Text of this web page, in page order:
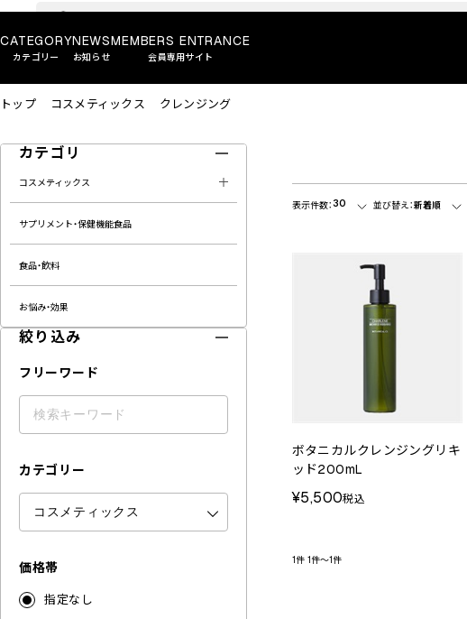
CATEGORY
カテゴリー
NEWS
お知らせ
MEMBERS ENTRANCE
会員専用サイト
トップ コスメティックス クレンジング
カテゴリ
コスメティックス
サプリメント・保健機能食品
食品・飲料
お悩み・効果
絞り込み
フリーワード
カテゴリー
価格帯
指定なし
表示件数：30 並び替え：新着順
ボタニカルクレンジングリキ
ッド200mL
¥5,500税込
1件 1件～1件